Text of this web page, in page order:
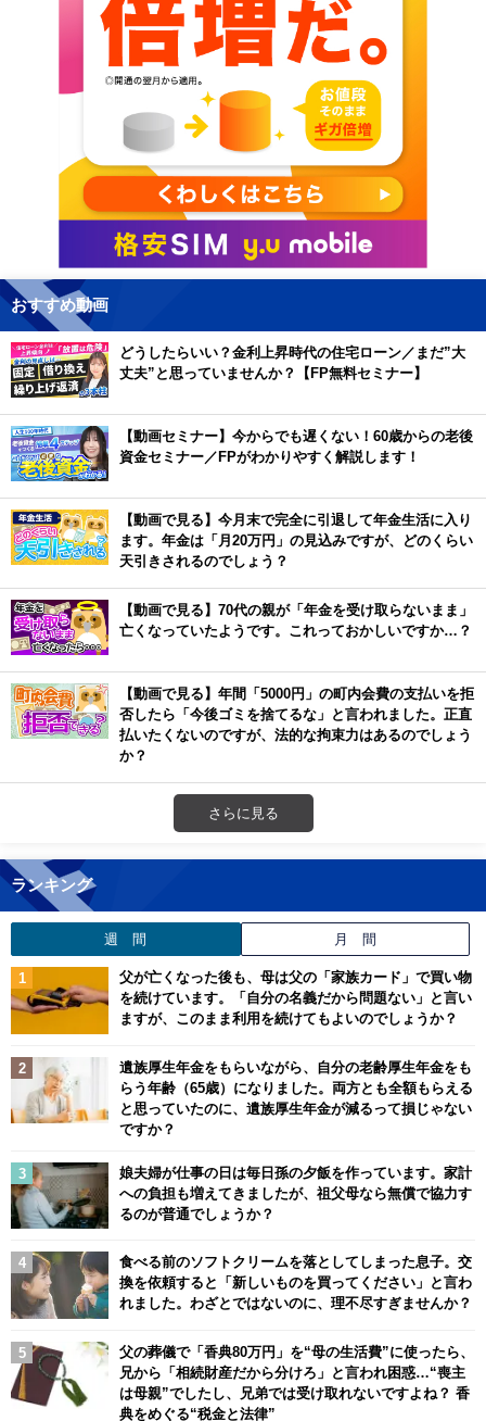
おすすめ動画
どうしたらいい？金利上昇時代の住宅ローン／まだ”大
丈夫”と思っていませんか？【FP無料セミナー】
【動画セミナー】今からでも遅くない！60歳からの老後
資金セミナー／FPがわかりやすく解説します！
【動画で見る】今月末で完全に引退して年金生活に入り
ます。年金は「月20万円」の見込みですが、どのくらい
天引きされるのでしょう？
【動画で見る】70代の親が「年金を受け取らないまま」
亡くなっていたようです。これっておかしいですか…？
【動画で見る】年間「5000円」の町内会費の支払いを拒
否したら「今後ゴミを捨てるな」と言われました。正直
払いたくないのですが、法的な拘束力はあるのでしょう
か？
さらに見る
ランキング
週 間 月 間
父が亡くなった後も、母は父の「家族カード」で買い物
を続けています。「自分の名義だから問題ない」と言い
ますが、このまま利用を続けてもよいのでしょうか？
遺族厚生年金をもらいながら、自分の老齢厚生年金をも
らう年齢（65歳）になりました。両方とも全額もらえる
と思っていたのに、遺族厚生年金が減るって損じゃない
ですか？
娘夫婦が仕事の日は毎日孫の夕飯を作っています。家計
への負担も増えてきましたが、祖父母なら無償で協力す
るのが普通でしょうか？
食べる前のソフトクリームを落としてしまった息子。交
換を依頼すると「新しいものを買ってください」と言わ
れました。わざとではないのに、理不尽すぎませんか？
父の葬儀で「香典80万円」を“母の生活費”に使ったら、
兄から「相続財産だから分けろ」と言われ困惑…“喪主
は母親”でしたし、兄弟では受け取れないですよね？ 香
典をめぐる“税金と法律”